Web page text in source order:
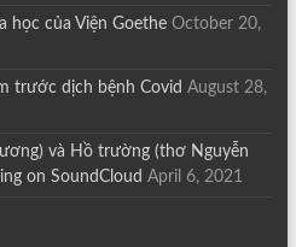
học của Viện Goethe October 20,
trước dịch bệnh Covid August 28,
và Hồ trường (thơ Nguyễn
on SoundCloud April 6, 2021